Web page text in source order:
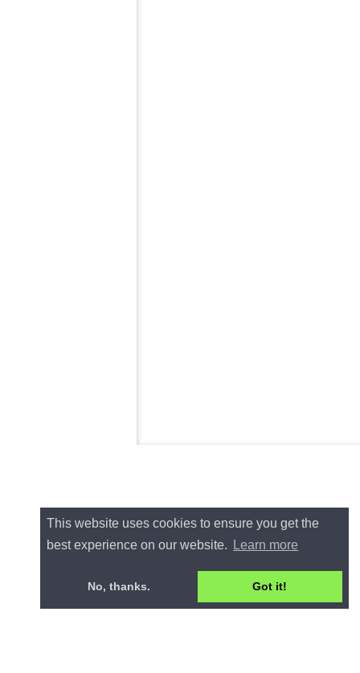
This website uses cookies to ensure you get the
best experience on our website.
Learn more
No, thanks. Got it!